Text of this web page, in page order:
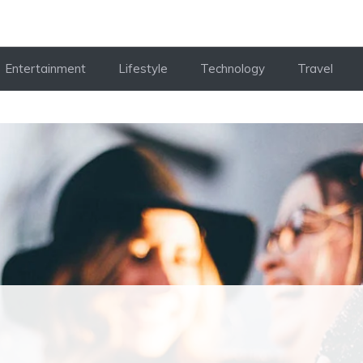
Entertainment Lifestyle Technology Travel